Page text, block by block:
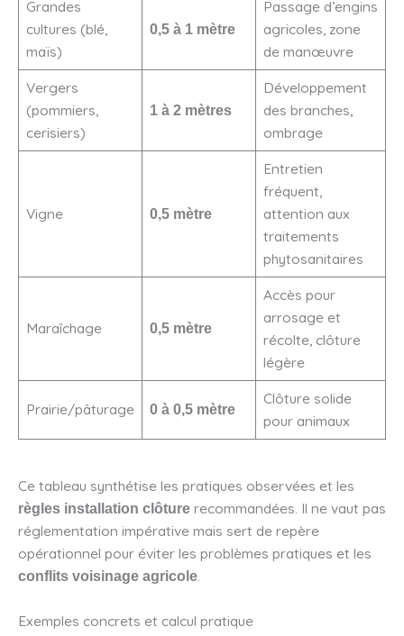
Grandes
cultures (blé,
maïs)
0,5 à 1 mètre
Passage d’engins
agricoles, zone
de manœuvre
Vergers
(pommiers,
cerisiers)
1 à 2 mètres
Développement
des branches,
ombrage
Vigne 0,5 mètre
Entretien
fréquent,
attention aux
traitements
phytosanitaires
Maraîchage 0,5 mètre
Accès pour
arrosage et
récolte, clôture
légère
Prairie/pâturage 0 à 0,5 mètre
Clôture solide
pour animaux
Ce tableau synthétise les pratiques observées et les
règles installation clôture recommandées. Il ne vaut pas
réglementation impérative mais sert de repère
opérationnel pour éviter les problèmes pratiques et les
conflits voisinage agricole
Exemples concrets et calcul pratique